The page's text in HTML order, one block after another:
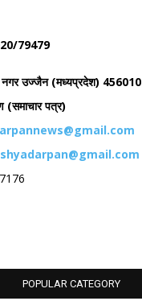
79479
उज्जैन (मध्यप्रदेश) 456010
(समाचार पत्र)
POPULAR CATEGORY